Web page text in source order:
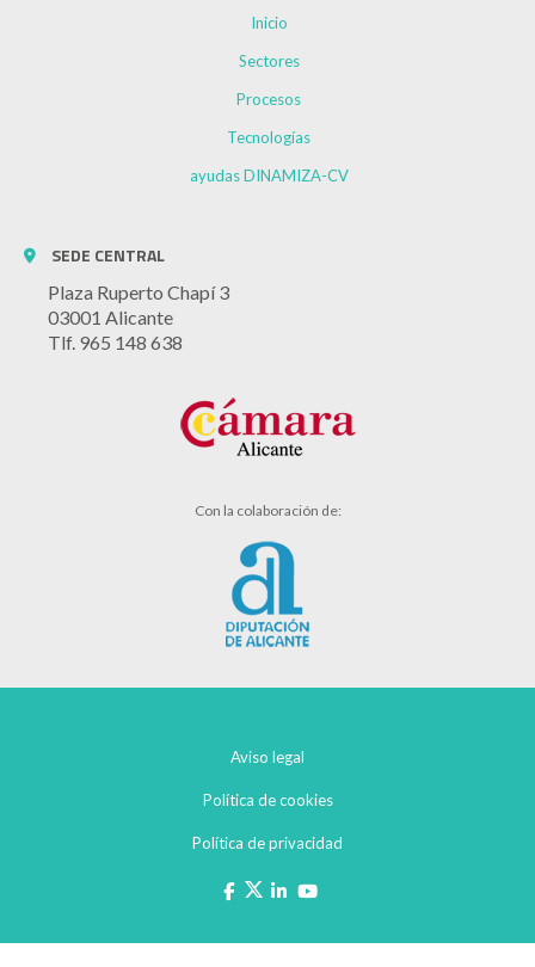
Inicio
Sectores
Procesos
Tecnologías
ayudas DINAMIZA-CV
SEDE CENTRAL
Plaza Ruperto Chapí 3
03001 Alicante
Tlf. 965 148 638
Con la colaboración de:
Aviso legal
Política de cookies
Política de privacidad